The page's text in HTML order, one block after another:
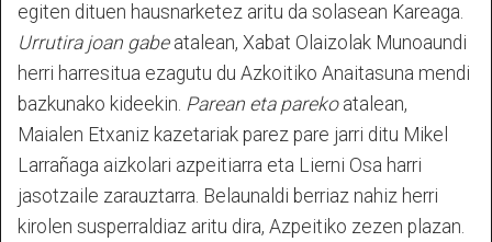
egiten dituen hausnarketez aritu da solasean Kareaga.
Urrutira joan gabeatalean, Xabat Olaizolak Munoaundi
herri harresitua ezagutu du Azkoitiko Anaitasuna mendi
bazkunako kideekin. Parean eta parekoatalean,
Maialen Etxaniz kazetariak parez pare jarri ditu Mikel
Larrañaga aizkolari azpeitiarra eta Lierni Osa harri
jasotzaile zarauztarra. Belaunaldi berriaz nahiz herri
kirolen susperraldiaz aritu dira, Azpeitiko zezen plazan.